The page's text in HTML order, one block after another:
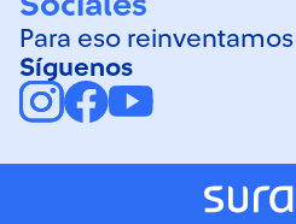
Para eso
Síguenos